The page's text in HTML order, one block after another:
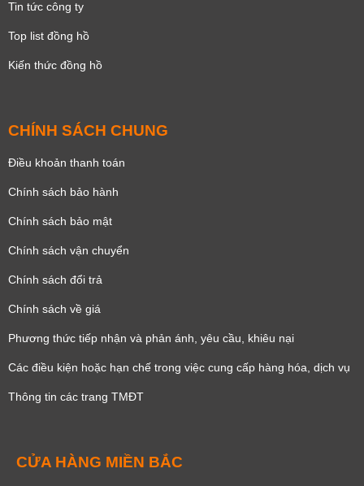
Tin tức công ty
Top list đồng hồ
Kiến thức đồng hồ
CHÍNH SÁCH CHUNG
Điều khoản thanh toán
Chính sách bảo hành
Chính sách bảo mật
Chính sách vận chuyển
Chính sách đổi trả
Chính sách về giá
Phương thức tiếp nhận và phản ánh, yêu cầu, khiêu nại
Các điều kiện hoặc hạn chế trong việc cung cấp hàng hóa, dịch vụ
Thông tin các trang TMĐT
CỬA HÀNG MIỀN BẮC